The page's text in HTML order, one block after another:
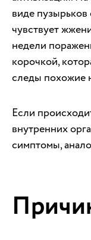
виде
чувствует
недели
корочкой,
следы похожие
Если
внутренних
симптомы,